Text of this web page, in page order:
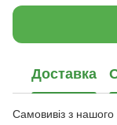
Доставка
Самовивіз з